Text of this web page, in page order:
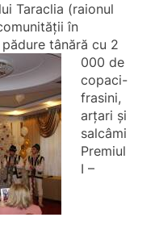
Taraclia (raionul
în
tânără cu 2
000 de
copaci-
frasini,
arțari și
salcâmi
Premiul
I –